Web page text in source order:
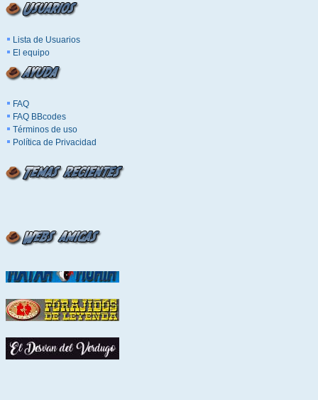
Lista de Usuarios
El equipo
FAQ
FAQ BBcodes
Términos de uso
Política de Privacidad